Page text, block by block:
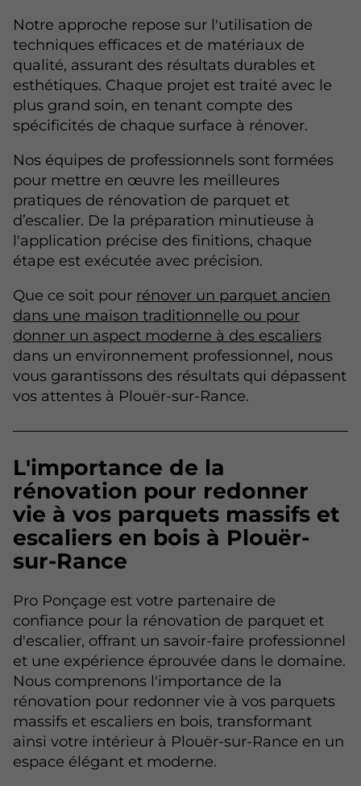
Notre approche repose sur l'utilisation de
techniques efficaces et de matériaux de
qualité, assurant des résultats durables et
esthétiques. Chaque projet est traité avec le
plus grand soin, en tenant compte des
spécificités de chaque surface à rénover.
Nos équipes de professionnels sont formées
pour mettre en œuvre les meilleures
pratiques de rénovation de parquet et
d’escalier. De la préparation minutieuse à
l'application précise des finitions, chaque
étape est exécutée avec précision.
Que ce soit pour rénover un parquet ancien
dans une maison traditionnelle ou pour
donner un aspect moderne à des escaliers
dans un environnement professionnel, nous
vous garantissons des résultats qui dépassent
vos attentes à Plouër-sur-Rance.
L'importance de la
rénovation pour redonner
vie à vos parquets massifs et
escaliers en bois à Plouër-
sur-Rance
Pro Ponçage est votre partenaire de
confiance pour la rénovation de parquet et
d'escalier, offrant un savoir-faire professionnel
et une expérience éprouvée dans le domaine.
Nous comprenons l'importance de la
rénovation pour redonner vie à vos parquets
massifs et escaliers en bois, transformant
ainsi votre intérieur à Plouër-sur-Rance en un
espace élégant et moderne.